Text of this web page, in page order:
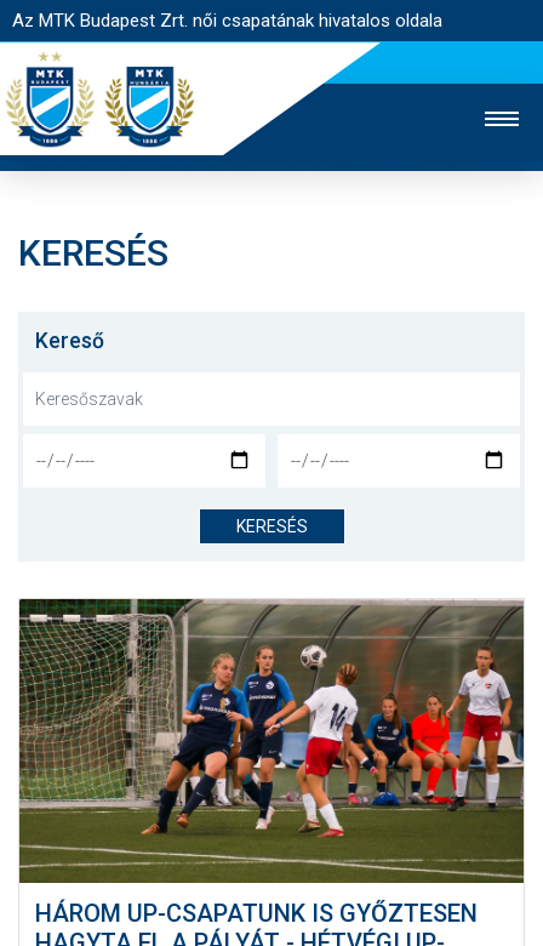
Az MTK Budapest Zrt. női csapatának hivatalos oldala
JEGYÉRTÉKESÍTÉS
NYITÓLAP
CSAPAT
JELENTKEZÉS
KLUB
GALÉRIA
SZURKOLÓI ÉLMÉNYEK
SAJTÓ
KERESÉS
Kereső
KERESÉS
HÁROM UP-CSAPATUNK IS GYŐZTESEN